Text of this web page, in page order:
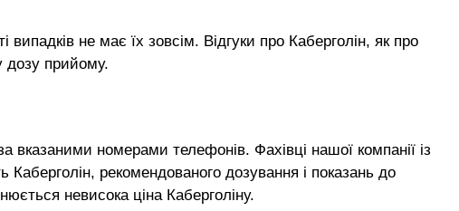
не має їх зовсім. Відгуки про Каберголін, як про
дозу прийому.
номерами телефонів. Фахівці нашої компанії із
рекомендованого дозування і показань до
невисока ціна Каберголіну.